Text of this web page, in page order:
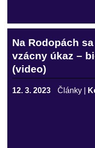
Na Rodopách
vzácny úkaz –
(video)
12. 3. 2023 Články